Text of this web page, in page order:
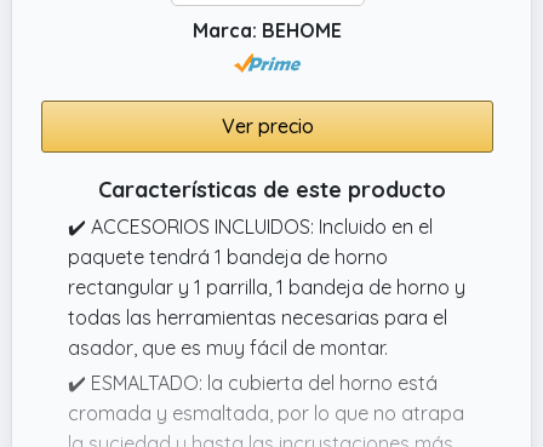
Marca: BEHOME
Ver precio
Características de este producto
✔️ ACCESORIOS INCLUIDOS: Incluido en el
paquete tendrá 1 bandeja de horno
rectangular y 1 parrilla, 1 bandeja de horno y
todas las herramientas necesarias para el
asador, que es muy fácil de montar.
✔️ ESMALTADO: la cubierta del horno está
cromada y esmaltada, por lo que no atrapa